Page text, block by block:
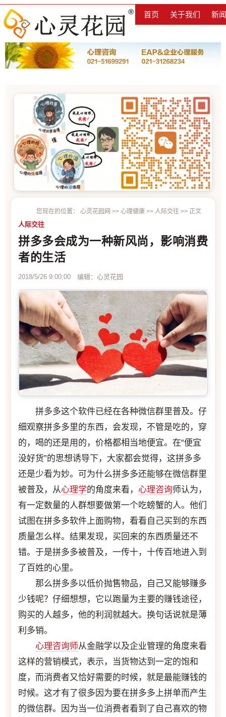
首页 关于我们 新
您现在的位置： 心灵花园网 >> 心理健康 >> 人际交往 >> 正文
人际交往
拼多多会成为一种新风尚，影响消费
者的生活
2018/5/26 9:00:00 编辑：心灵花园
拼多多这个软件已经在各种微信群里普及。仔
细观察拼多多里的东西，会发现，不管是吃的，穿
的，喝的还是用的，价格都相当地便宜。在“便宜
没好货”的思想诱导下，大家都会觉得，这拼多多
还是少看为妙。可为什么拼多多还能够在微信群里
被普及，从心理学的角度来看， 心理咨询师认为，
有一定数量的人群想要做第一个吃螃蟹的人。他们
试图在拼多多软件上面购物，看看自己买到的东西
质量怎么样。结果发现，买回来的东西质量还不
错。于是拼多多被普及，一传十，十传百地进入到
了百姓的心里。
那么拼多多以低价抛售物品，自己又能够赚多
少钱呢？仔细想想，它以跑量为主要的赚钱途径，
购买的人越多，他的利润就越大。换句话说就是薄
利多销。
心理咨询师从金融学以及企业管理的角度来看
这样的营销模式，表示，当货物达到一定的饱和
度，而消费者又恰好需要的时候，就是最能赚钱的
时候。这才有了很多因为要在拼多多上拼单而产生
的微信群。因为当一位消费者看到了自己喜欢的物